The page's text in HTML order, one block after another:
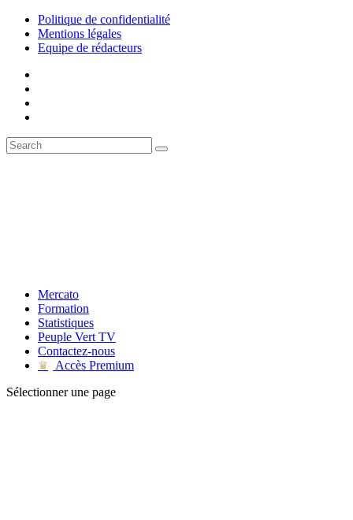
Politique de confidentialité
Mentions légales
Equipe de rédacteurs
Mercato
Formation
Statistiques
Peuple Vert TV
Contactez-nous
♛
Accès Premium
Sélectionner une page